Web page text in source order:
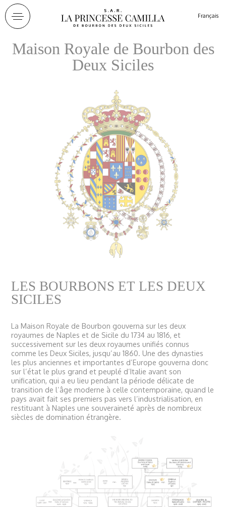
Français
Maison Royale de Bourbon des
Deux Siciles
LES BOURBONS ET LES DEUX
SICILES
La Maison Royale de Bourbon gouverna sur les deux
royaumes de Naples et de Sicile du 1734 au 1816, et
successivement sur les deux royaumes unifiés connus
comme les Deux Siciles, jusqu’au 1860. Une des dynasties
les plus anciennes et importantes d’Europe gouverna donc
sur l’état le plus grand et peuplé d’Italie avant son
unification, qui a eu lieu pendant la période délicate de
transition de l’âge moderne à celle contemporaine, quand le
pays avait fait ses premiers pas vers l’industrialisation, en
restituant à Naples une souveraineté après de nombreux
siècles de domination étrangère.
Panneau de gestion des cookies